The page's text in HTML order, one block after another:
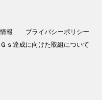
報 プライバシーポリシー
ｓ達成に向けた取組について